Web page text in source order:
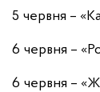
5 червня –
6 червня –
6 червня –